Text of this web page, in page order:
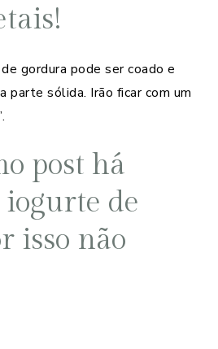
gordura pode ser coado e
parte sólida. Irão ficar com um
post há
de
isso não